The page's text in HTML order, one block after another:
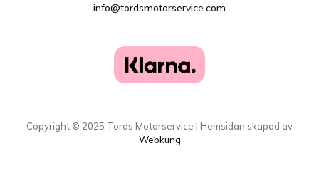
info@tordsmotorservice.com
Copyright © 2025 Tords Motorservice | Hemsidan skapad av
Webkung